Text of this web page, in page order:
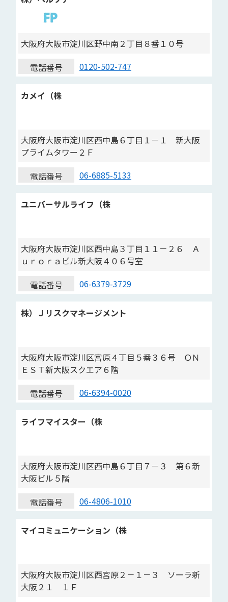
大阪府大阪市淀川区野中南２丁目８番１０号
電話番号
0120-502-747
カメイ（株
大阪府大阪市淀川区西中島６丁目１－１ 新大阪
プライムタワー２Ｆ
電話番号
06-6885-5133
ユニバーサルライフ（株
大阪府大阪市淀川区西中島３丁目１１－２６ Ａ
ｕｒｏｒａビル新大阪４０６号室
電話番号
06-6379-3729
株）Ｊリスクマネージメント
大阪府大阪市淀川区宮原４丁目５番３６号 ＯＮ
ＥＳＴ新大阪スクエア６階
電話番号
06-6394-0020
ライフマイスター（株
大阪府大阪市淀川区西中島６丁目７－３ 第６新
大阪ビル５階
電話番号
06-4806-1010
マイコミュニケーション（株
大阪府大阪市淀川区西宮原２－１－３ ソーラ新
大阪２１ １Ｆ